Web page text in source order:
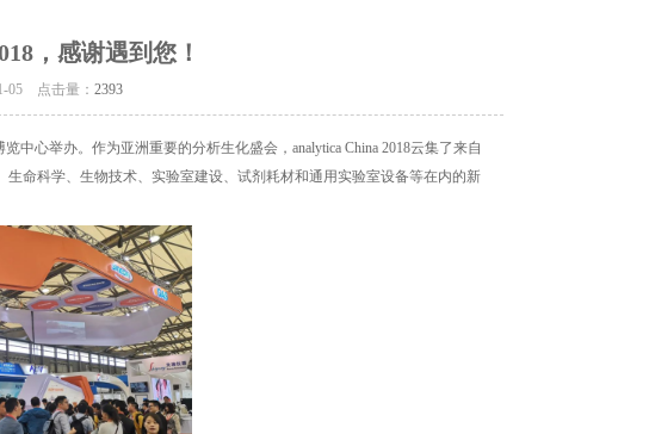
，感谢遇到您！
05 点击量： 2393
中心举办。作为亚洲重要的分析生化盛会，analytica China 2018云集了来自
命科学、生物技术、实验室建设、试剂耗材和通用实验室设备等在内的新